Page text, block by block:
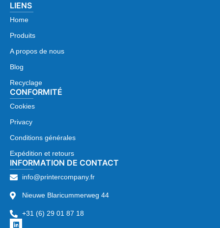
LIENS
Home
Produits
A propos de nous
Blog
Recyclage
CONFORMITÉ
Cookies
Privacy
Conditions générales
Expédition et retours
INFORMATION DE CONTACT
info@printercompany.fr
Nieuwe Blaricummerweg 44
+31 (6) 29 01 87 18